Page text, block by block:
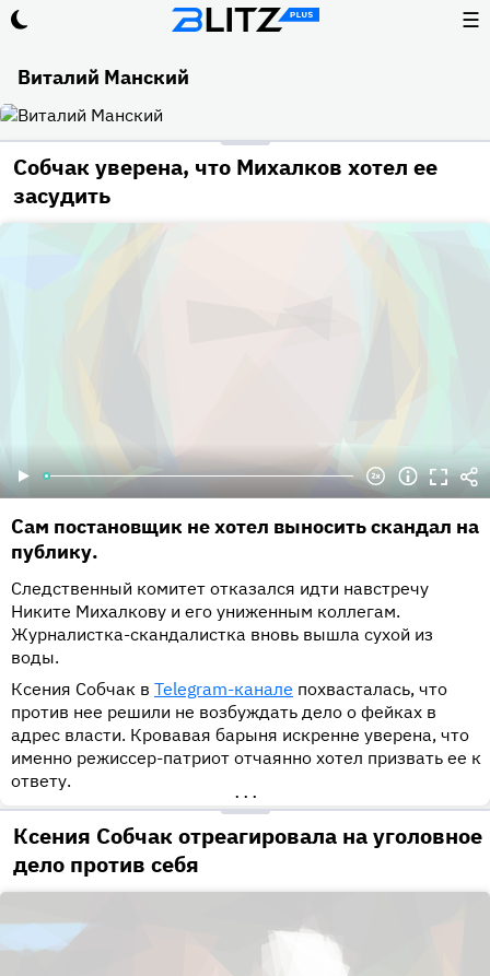
☰
Виталий Манский
Собчак уверена, что Михалков хотел ее
засудить
Сам постановщик не хотел выносить скандал на
публику.
Следственный комитет отказался идти навстречу
Никите Михалкову и его униженным коллегам.
Журналистка-скандалистка вновь вышла сухой из
воды.
Ксения Собчак в Telegram-канале похвасталась, что
против нее решили не возбуждать дело о фейках в
адрес власти. Кровавая барыня искренне уверена, что
именно режиссер-патриот отчаянно хотел призвать ее к
ответу.
•••
Ксения Собчак отреагировала на уголовное
дело против себя